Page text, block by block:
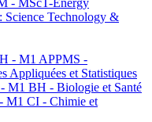
- MScT-Energy
Science Technology &
- M1 APPMS -
Appliquées et Statistiques
M1 BH - Biologie et Santé
M1 CI - Chimie et